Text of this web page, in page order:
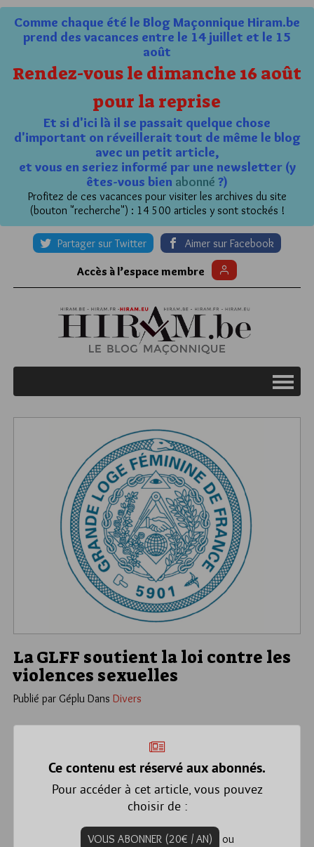
Comme chaque été le Blog Maçonnique Hiram.be
prend des vacances entre le 14 juillet et le 15
août
Rendez-vous le dimanche 16 août
pour la reprise
Et si d'ici là il se passait quelque chose
d'important on réveillerait tout de même le blog
avec un petit article,
et vous en seriez informé par une newsletter (y
êtes-vous bien abonné ?)
Profitez de ces vacances pour visiter les archives du site
(bouton "recherche") : 14 500 articles y sont stockés !
Partager sur Twitter Aimer sur Facebook
Accès à l’espace membre
La GLFF soutient la loi contre les
violences sexuelles
Publié par Géplu Dans Divers
Ce contenu est réservé aux abonnés.
Pour accéder à cet article, vous pouvez
choisir de :
VOUS ABONNER (20€ / AN)
ou